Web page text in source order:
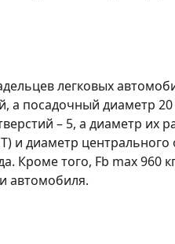
легковых
а посадочный диаметр
– 5, а диаметр их
и диаметр
Кроме того, Fb max 960
автомобиля.